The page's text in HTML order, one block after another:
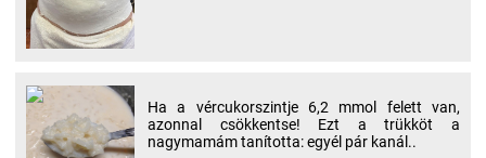
Ha a vércukorszintje 6,2 mmol felett van,
azonnal csökkentse! Ezt a trükköt a
nagymamám tanította: egyél pár kanál..